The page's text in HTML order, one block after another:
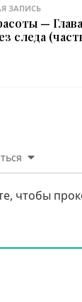
ЗАПИСЬ
—
следа
чтобы